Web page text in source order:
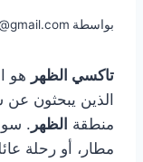
بواسطة
تاكسي الظهر هو
الذين يبحثون
منطقة الظهر .
مطار، أو رحلة